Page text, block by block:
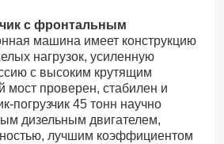
с фронтальным
машина имеет конструкцию
нагрузок, усиленную
с высоким крутящим
проверен, стабилен и
погрузчик 45 тонн научно
дизельным двигателем,
лучшим коэффициентом